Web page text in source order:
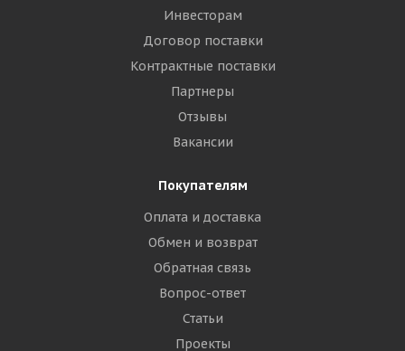
Инвесторам
Договор поставки
Контрактные поставки
Партнеры
Отзывы
Вакансии
Покупателям
Оплата и доставка
Обмен и возврат
Обратная связь
Вопрос-ответ
Статьи
Проекты